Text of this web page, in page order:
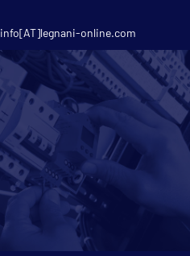
info[AT]legnani-online.com